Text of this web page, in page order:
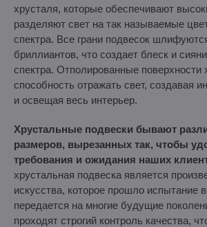
хрусталя, которые обеспечивают
разделяют свет на так называемые
спектра. Все грани подвесок
бриллиантов, что создает блеск и
спектра. Отполированные поверхности
способность отражать свет, создавая
и освещая весь интерьер.
Хрустальные подвески бывают
размеров, вырезанных так, чтобы
требования и ожидания наших
хрустальная подвеска является
искусства, которое прошло испытание
передается на многие будущие
проходят строгий контроль качества,